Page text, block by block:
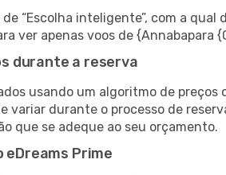
“Escolha inteligente”, com a
ver apenas voos de {Annabapara
durante a reserva
usando um algoritmo de
variar durante o processo de
que se adeque ao seu orçamento.
eDreams Prime